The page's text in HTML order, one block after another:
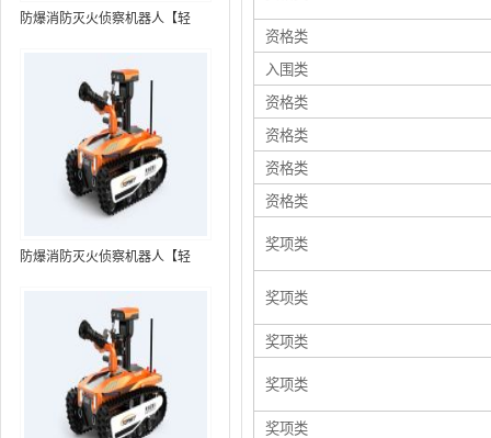
防爆消防灭火侦察机器人【轻
装置+语音控制+跟随功能+5G控
防爆消防灭火侦察机器人【轻
装置+语音控制+跟随功能+5G控
制+水炮跟踪火焰）RXR-
MC80BD（第8代）
资格类
入围类
资格类
资格类
资格类
资格类
奖项类
奖项类
奖项类
奖项类
奖项类